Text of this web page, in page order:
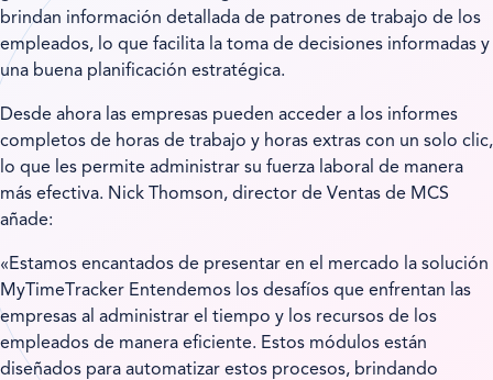
brindan información detallada de patrones de trabajo de los
empleados, lo que facilita la toma de decisiones informadas y
una buena planificación estratégica.
Desde ahora las empresas pueden acceder a los informes
completos de horas de trabajo y horas extras con un solo clic,
lo que les permite administrar su fuerza laboral de manera
más efectiva. Nick Thomson, director de Ventas de MCS
añade:
«Estamos encantados de presentar en el mercado la solución
MyTimeTracker Entendemos los desafíos que enfrentan las
empresas al administrar el tiempo y los recursos de los
empleados de manera eficiente. Estos módulos están
diseñados para automatizar estos procesos, brindando